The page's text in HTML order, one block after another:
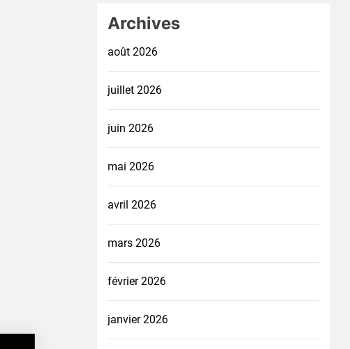
Archives
août 2026
juillet 2026
juin 2026
mai 2026
avril 2026
mars 2026
février 2026
janvier 2026